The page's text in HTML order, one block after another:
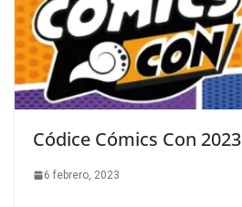
Códice Cómics Con 2023
6 febrero, 2023